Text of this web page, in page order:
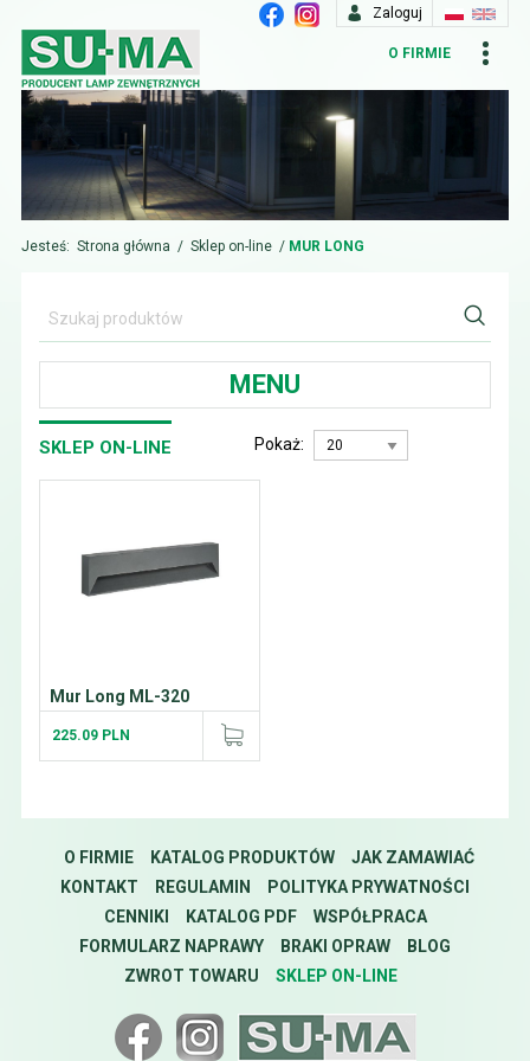
Zaloguj
O FIRMIE
Jesteś: Strona główna / Sklep on-line / MUR LONG
MENU
SKLEP ON-LINE Pokaż:
Mur Long ML-320
225.09 PLN
O FIRMIE KATALOG PRODUKTÓW
JAK ZAMAWIAĆ
KONTAKT
REGULAMIN
POLITYKA PRYWATNOŚCI
CENNIKI
KATALOG PDF
WSPÓŁPRACA
FORMULARZ NAPRAWY
BRAKI OPRAW
BLOG
ZWROT TOWARU
SKLEP ON-LINE